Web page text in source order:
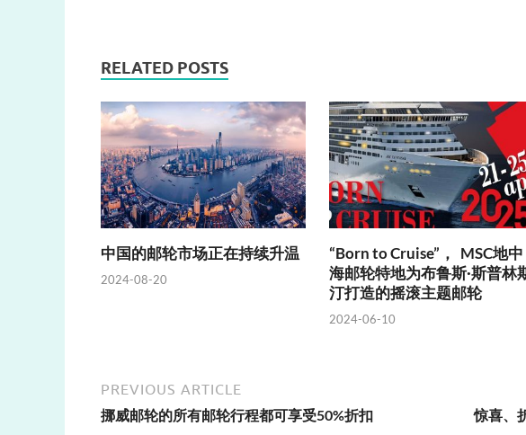
RELATED POSTS
中国的邮轮市场正在持续升温
2024-08-20
“Born to Cruise”， MSC地中
海邮轮特地为布鲁斯·斯普林
汀打造的摇滚主题邮轮
2024-06-10
PREVIOUS ARTICLE
挪威邮轮的所有邮轮行程都可享受50%折扣 惊喜、